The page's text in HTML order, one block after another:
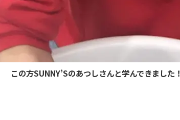
この方SUNNY’Sのあつしさんと学んできました！